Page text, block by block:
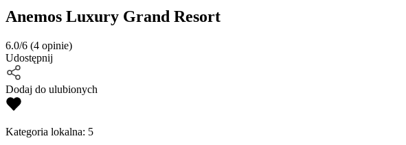
Anemos Luxury Grand Resort
6.0/6 (4 opinie)
Udostępnij
Dodaj do ulubionych
Kategoria lokalna: 5